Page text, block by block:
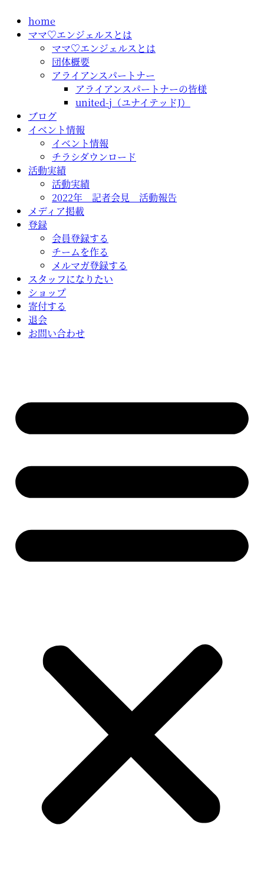
home
ママ♡エンジェルスとは
ママ♡エンジェルスとは
団体概要
アライアンスパートナー
アライアンスパートナーの皆様
united-j（ユナイテッドJ）
ブログ
イベント情報
イベント情報
チラシダウンロード
活動実績
活動実績
2022年 記者会見 活動報告
メディア掲載
登録
会員登録する
チームを作る
メルマガ登録する
スタッフになりたい
ショップ
寄付する
退会
お問い合わせ